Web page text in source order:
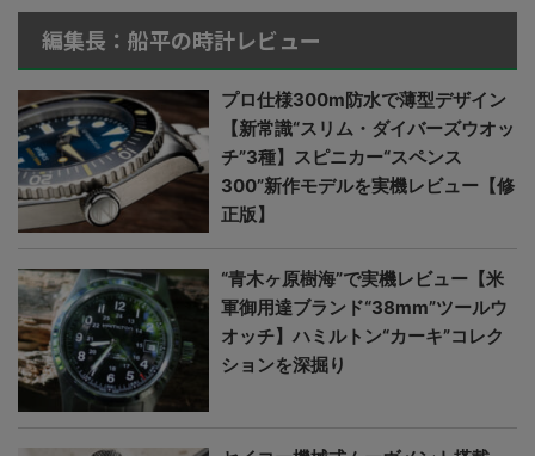
編集長：船平の時計レビュー
プロ仕様300m防水で薄型デザイン
【新常識“スリム・ダイバーズウオッ
チ”3種】スピニカー“スペンス
300”新作モデルを実機レビュー【修
正版】
“青木ヶ原樹海”で実機レビュー【米
軍御用達ブランド“38mm”ツールウ
オッチ】ハミルトン“カーキ”コレク
ションを深掘り